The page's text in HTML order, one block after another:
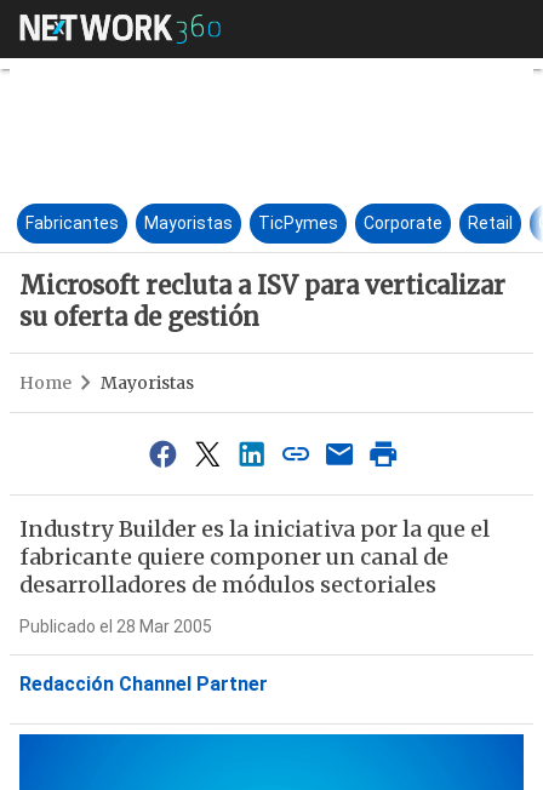
Microsoft recluta a ISV para
Fabricantes Mayoristas TicPymes Corporate Retail
Microsoft recluta a ISV para verticalizar
su oferta de gestión
Home Mayoristas
Industry Builder es la iniciativa por la que el
fabricante quiere componer un canal de
desarrolladores de módulos sectoriales
Publicado el 28 Mar 2005
Redacción Channel Partner